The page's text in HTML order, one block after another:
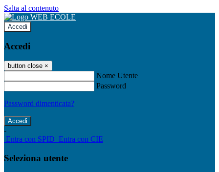
Salta al contenuto
Accedi
Accedi
button close ×
Nome Utente
Password
Password dimenticata?
-
Entra con SPID Entra con CIE
Seleziona utente